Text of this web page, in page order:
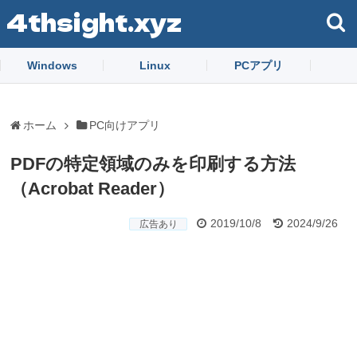
4thsight.xyz
Windows Linux PCアプリ
ホーム PC向けアプリ
PDFの特定領域のみを印刷する方法
（Acrobat Reader）
広告あり 2019/10/8 2024/9/26